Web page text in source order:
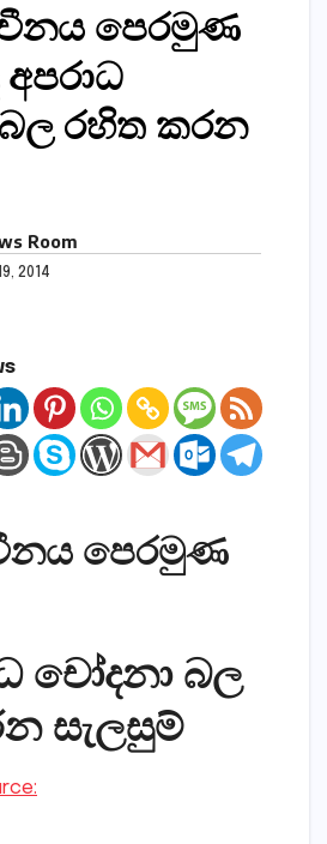
පෙරමුණ
රහිත කරන
Room
2014
පෙරමුණ
චෝදනා බල
සැලසුම්